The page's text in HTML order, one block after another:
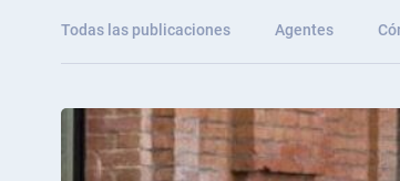
Todas las publicaciones Agentes